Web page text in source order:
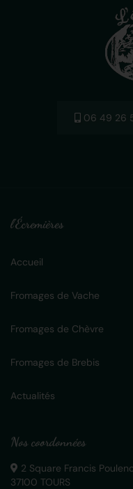
06 49 26
l'Écremières
Accueil
Fromages de Vache
Fromages de Chèvre
Fromages de Brebis
Actualités
Nos coordonnées
2 Square Francis Poulenc
37100 TOURS